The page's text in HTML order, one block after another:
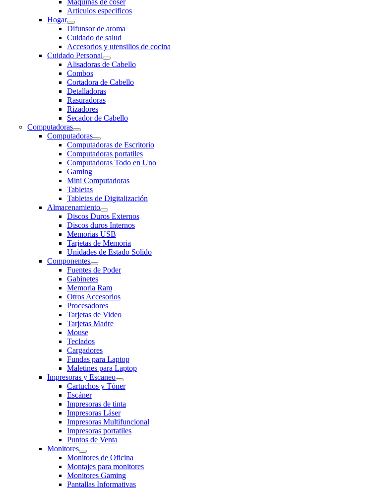
Maquinas de coser
Articulos especificos
Hogar
Difunsor de aroma
Cuidado de salud
Accesorios y utensilios de cocina
Cuidado Personal
Alisadoras de Cabello
Combos
Cortadora de Cabello
Detalladoras
Rasuradoras
Rizadores
Secador de Cabello
Computadoras
Computadoras
Computadoras de Escritorio
Computadoras portatiles
Computadoras Todo en Uno
Gaming
Mini Computadoras
Tabletas
Tabletas de Digitalización
Almacenamiento
Discos Duros Externos
Discos duros Internos
Memorias USB
Tarjetas de Memoria
Unidades de Estado Solido
Componentes
Fuentes de Poder
Gabinetes
Memoria Ram
Otros Accesorios
Procesadores
Tarjetas de Video
Tarjetas Madre
Mouse
Teclados
Cargadores
Fundas para Laptop
Maletines para Laptop
Impresoras y Escaneo
Cartuchos y Tóner
Escáner
Impresoras de tinta
Impresoras Láser
Impresoras Multifuncional
Impresoras portatiles
Puntos de Venta
Monitores
Monitores de Oficina
Montajes para monitores
Monitores Gaming
Pantallas Informativas